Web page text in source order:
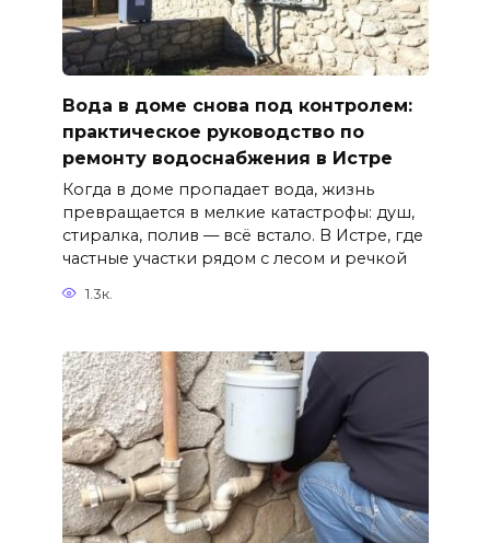
Вода в доме снова под контролем:
практическое руководство по
ремонту водоснабжения в Истре
Когда в доме пропадает вода, жизнь
превращается в мелкие катастрофы: душ,
стиралка, полив — всё встало. В Истре, где
частные участки рядом с лесом и речкой
1.3к.